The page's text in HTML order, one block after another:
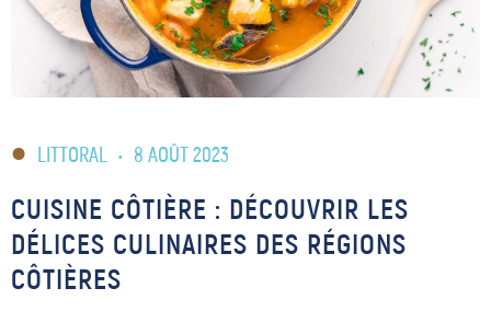
LITTORAL • 8 AOÛT 2023
CUISINE CÔTIÈRE : DÉCOUVRIR LES
DÉLICES CULINAIRES DES RÉGIONS
CÔTIÈRES